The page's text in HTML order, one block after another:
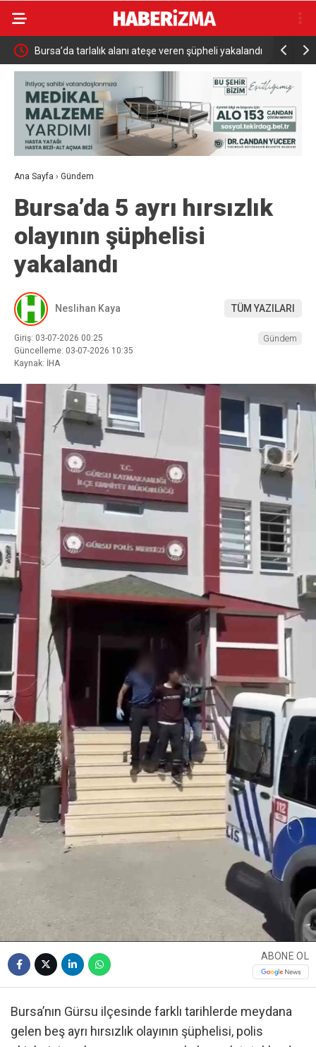
Bursa’da tarlalık alanı ateşe veren şüpheli yakalandı ABD,
yayınladı
Ana Sayfa › Gündem
Bursa’da 5 ayrı hırsızlık
olayının şüphelisi
yakalandı
Neslihan Kaya TÜM YAZILARI
Giriş: 03-07-2026 00:25
Güncelleme: 03-07-2026 10:35
Kaynak: İHA
Gündem
ABONE OL
Bursa’nın Gürsu ilçesinde farklı tarihlerde meydana
gelen beş ayrı hırsızlık olayının şüphelisi, polis